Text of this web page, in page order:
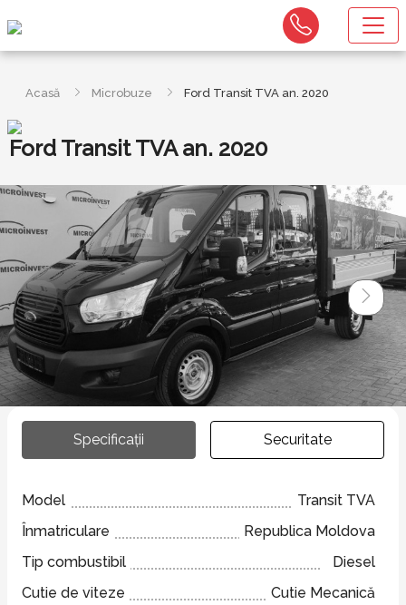
Acasă Microbuze Ford Transit TVA an. 2020
Ford Transit TVA an. 2020
Specificații Securitate
Model
Transit TVA
Înmatriculare
Republica Moldova
Tip combustibil
Diesel
Cutie de viteze
Cutie Mecanică